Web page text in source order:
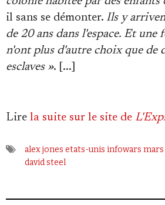
il sans se démonter. Ils y
de 20 ans dans l'espace. Et une
n'ont plus d'autre choix que de
esclaves ». [...]
Lire la suite sur le site de
alex jones etats-unis infowars mars
david steel